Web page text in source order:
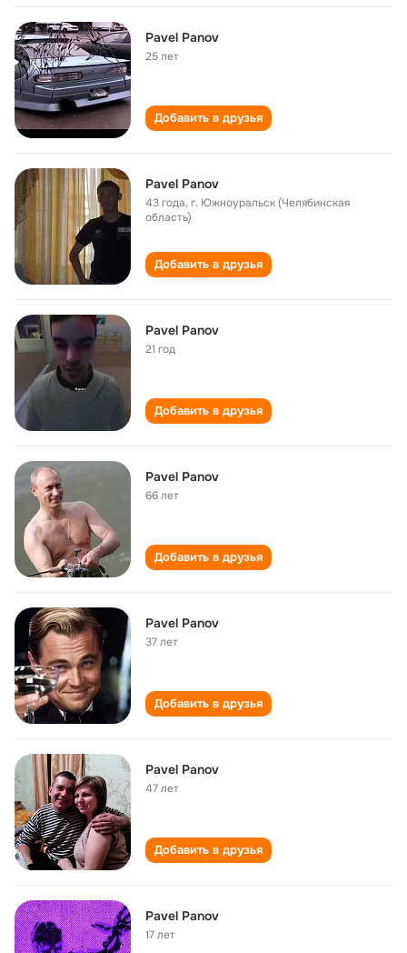
Pavel Panov
25 лет
Добавить в друзья
Pavel Panov
43 года,г. Южноуральск (Челябинская
область)
Добавить в друзья
Pavel Panov
21 год
Добавить в друзья
Pavel Panov
66 лет
Добавить в друзья
Pavel Panov
37 лет
Добавить в друзья
Pavel Panov
47 лет
Добавить в друзья
Pavel Panov
17 лет